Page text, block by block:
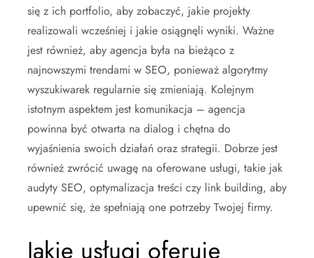
się z ich portfolio, aby zobaczyć, jakie projekty
realizowali wcześniej i jakie osiągnęli wyniki. Ważne
jest również, aby agencja była na bieżąco z
najnowszymi trendami w SEO, ponieważ algorytmy
wyszukiwarek regularnie się zmieniają. Kolejnym
istotnym aspektem jest komunikacja – agencja
powinna być otwarta na dialog i chętna do
wyjaśnienia swoich działań oraz strategii. Dobrze jest
również zwrócić uwagę na oferowane usługi, takie jak
audyty SEO, optymalizacja treści czy link building, aby
upewnić się, że spełniają one potrzeby Twojej firmy.
Jakie usługi oferuje